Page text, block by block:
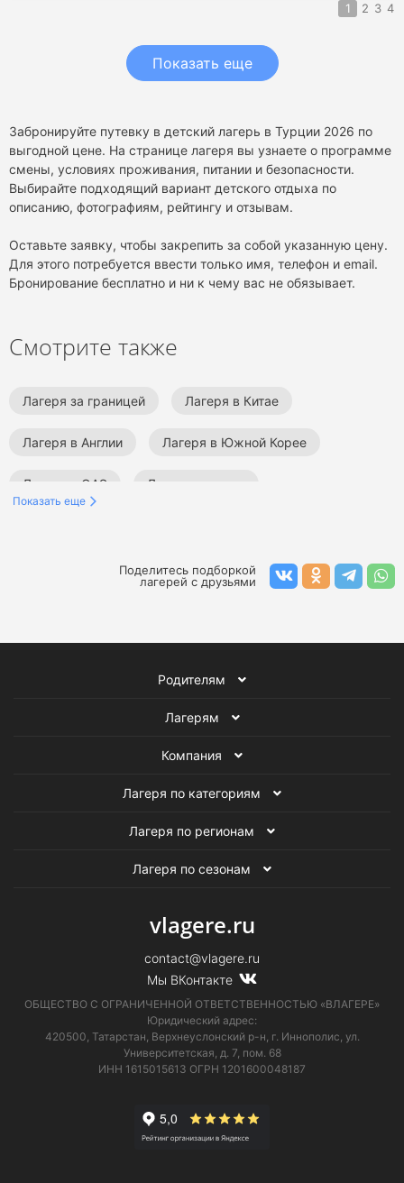
1 2 3 4
Показать еще
Забронируйте путевку в детский лагерь в Турции 2026 по
выгодной цене. На странице лагеря вы узнаете о программе
смены, условиях проживания, питании и безопасности.
Выбирайте подходящий вариант детского отдыха по
описанию, фотографиям, рейтингу и отзывам.
Оставьте заявку, чтобы закрепить за собой указанную цену.
Для этого потребуется ввести только имя, телефон и email.
Бронирование бесплатно и ни к чему вас не обязывает.
Смотрите также
Лагеря за границей Лагеря в Китае
Лагеря в Англии Лагеря в Южной Корее
Лагеря в ОАЭ Лагеря на море
Экскурсионные лагеря Спортивные лагеря
Показать еще
Поделитесь подборкой
лагерей с друзьями
Родителям
Лагерям
Компания
Лагеря по категориям
Лагеря по регионам
Лагеря по сезонам
vlagere.ru
contact@vlagere.ru
Мы ВКонтакте
ОБЩЕСТВО С ОГРАНИЧЕННОЙ ОТВЕТСТВЕННОСТЬЮ «ВЛАГЕРЕ»
Юридический адрес:
420500, Татарстан, Верхнеуслонский р-н, г. Иннополис, ул.
Университетская, д. 7, пом. 68
ИНН 1615015613 ОГРН 1201600048187